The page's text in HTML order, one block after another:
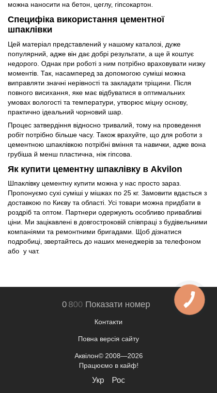
можна наносити на бетон, цеглу, гіпсокартон.
Специфіка використання цементної
шпаклівки
Цей матеріал представлений у нашому каталозі, дуже
популярний, адже він дає добрі результати, а ще й коштує
недорого. Однак при роботі з ним потрібно враховувати низку
моментів. Так, насамперед за допомогою суміші можна
виправляти значні нерівності та закладати тріщини. Після
повного висихання, яке має відбуватися в оптимальних
умовах вологості та температури, утворює міцну основу,
практично ідеальний чорновий шар.
Процес затвердіння відносно тривалий, тому на проведення
робіт потрібно більше часу. Також врахуйте, що для роботи з
цементною шпаклівкою потрібні вміння та навички, адже вона
грубіша й менш пластична, ніж гіпсова.
Як купити цементну шпаклівку в Akvilon
Шпаклівку цементну купити можна у нас просто зараз.
Пропонуємо сухі суміші у мішках по 25 кг. Замовити вдасться з
доставкою по Києву та області. Усі товари можна придбати в
роздріб та оптом. Партнери одержують особливо привабливі
ціни. Ми зацікавлені в довгостроковій співпраці з будівельними
компаніями та ремонтними бригадами. Щоб дізнатися
подробиці, звертайтесь до наших менеджерів за телефоном
або у чат.
0 800 Показати номер
Контакти
Повна версія сайту
Аквілон© 2008—2026
Працюємо в кайф!
Укр Рос